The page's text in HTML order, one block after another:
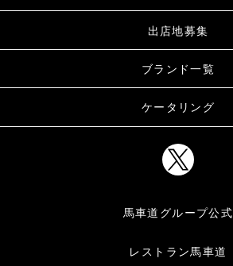
出店地募集
ブランド一覧
ケータリング
馬車道グループ公式
レストラン馬車道